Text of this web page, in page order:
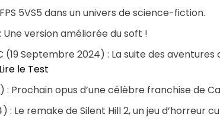
5VS5 dans un univers de science-fiction.
version améliorée du soft !
(19 Septembre 2024) : La suite des aventures
Lire le Test
: Prochain opus d’une célèbre franchise de
: Le remake de Silent Hill 2, un jeu d’horreur